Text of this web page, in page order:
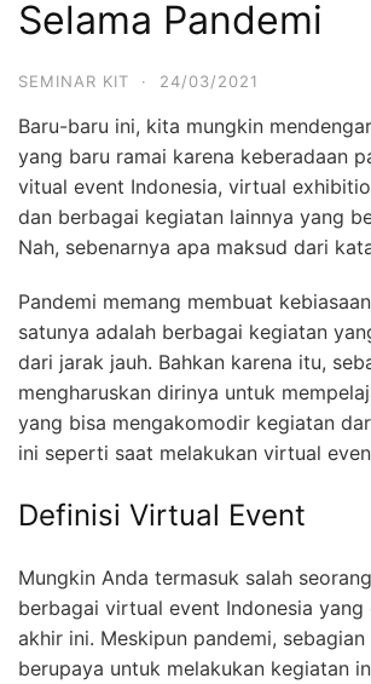
Selama Pandemi
SEMINAR KIT · 24/03/2021
Baru-baru ini, kita mungkin
yang baru ramai karena keberadaan
vitual event Indonesia, virtual
dan berbagai kegiatan lainnya yang
Nah, sebenarnya apa maksud dari
Pandemi memang membuat
satunya adalah berbagai kegiatan
dari jarak jauh. Bahkan karena itu,
mengharuskan dirinya untuk
yang bisa mengakomodir kegiatan
ini seperti saat melakukan virtual
Definisi Virtual Event
Mungkin Anda termasuk salah
berbagai virtual event Indonesia
akhir ini. Meskipun pandemi,
berupaya untuk melakukan kegiatan